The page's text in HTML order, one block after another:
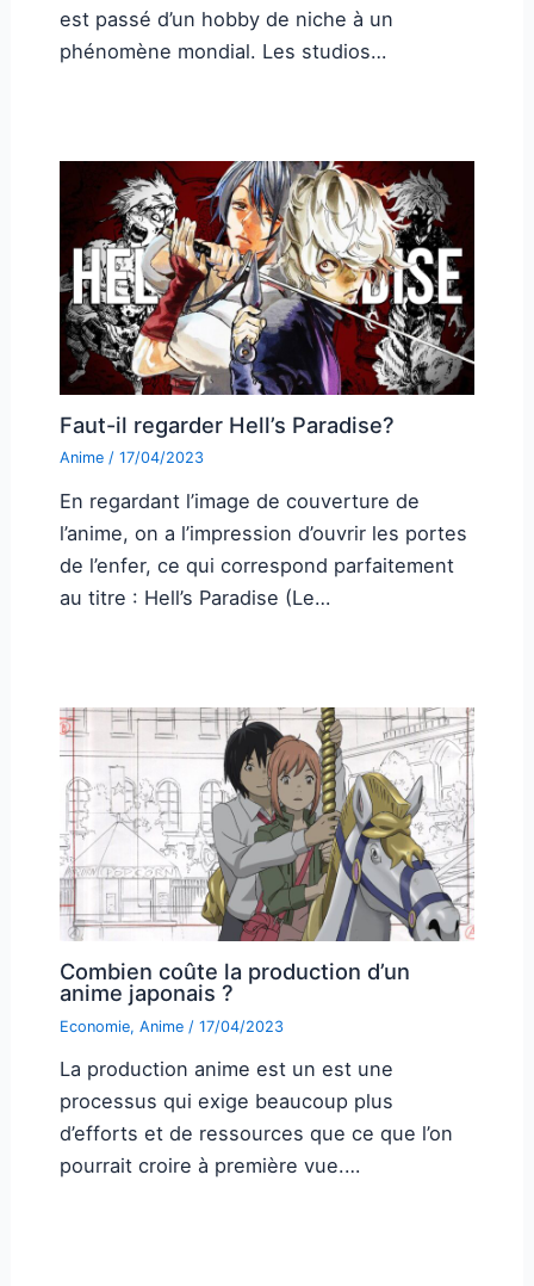
est passé d’un hobby de niche à un
phénomène mondial. Les studios…
Faut-il regarder Hell’s Paradise?
Anime/ 17/04/2023
En regardant l’image de couverture de
l’anime, on a l’impression d’ouvrir les portes
de l’enfer, ce qui correspond parfaitement
au titre : Hell’s Paradise (Le…
Combien coûte la production d’un
anime japonais ?
Economie, Anime/ 17/04/2023
La production anime est un est une
processus qui exige beaucoup plus
d’efforts et de ressources que ce que l’on
pourrait croire à première vue.…